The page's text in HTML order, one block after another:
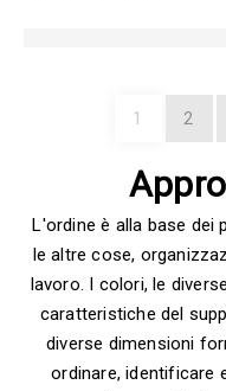
1 2
L'ordine è alla base dei
le altre cose,
lavoro. I colori, le
caratteristiche del
diverse dimensioni
ordinare, identificare